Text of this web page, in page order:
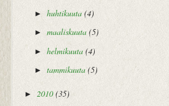
► huhtikuuta (4)
► maaliskuuta (5)
► helmikuuta (4)
► tammikuuta (5)
► 2010 (35)